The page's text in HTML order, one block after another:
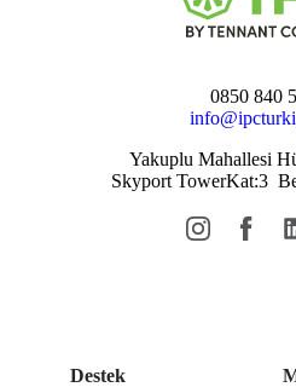
0850 840
Yakuplu Mahallesi
Skyport TowerKat:3
Destek